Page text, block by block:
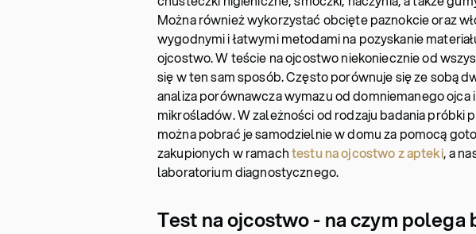
Można również wykorzystać obcięte paznokcie oraz
wygodnymi i łatwymi metodami na pozyskanie
ojcostwo. W teście na ojcostwo niekoniecznie od
się w ten sam sposób. Często porównuje się ze sobą
analiza porównawcza wymazu od domniemanego
mikrośladów. W zależności od rodzaju badania próbki
można pobrać je samodzielnie w domu za pomocą
zakupionych w ramachtestu na ojcostwo z apteki, a
laboratorium diagnostycznego.
Test na ojcostwo - na czym polega